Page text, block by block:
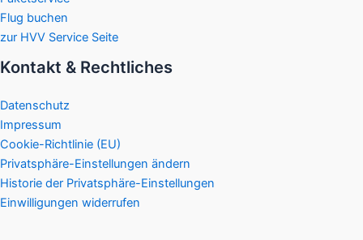
Flug buchen
zur HVV Service Seite
Kontakt & Rechtliches
Datenschutz
Impressum
Cookie-Richtlinie (EU)
Privatsphäre-Einstellungen ändern
Historie der Privatsphäre-Einstellungen
Einwilligungen widerrufen